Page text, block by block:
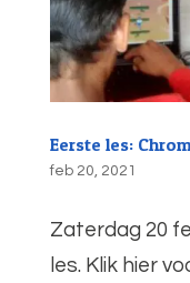
Eerste les:
feb 20, 2021
Zaterdag 20
les. Klik hier